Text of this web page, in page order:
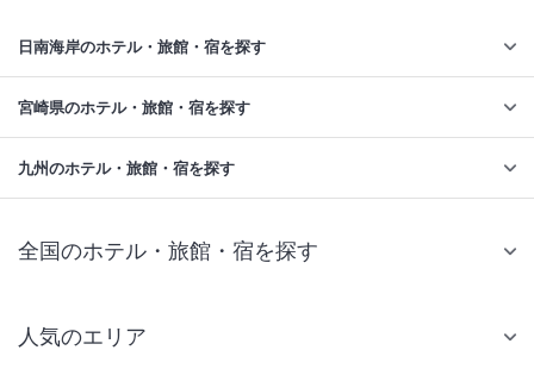
日南海岸のホテル・旅館・宿を探す
宮崎県のホテル・旅館・宿を探す
九州のホテル・旅館・宿を探す
全国のホテル・旅館・宿を探す
人気のエリア